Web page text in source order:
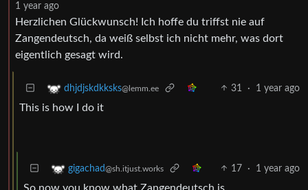
1 year ago
Herzlichen Glückwunsch! Ich hoffe du triffst nie auf
Zangendeutsch, da weiß selbst ich nicht mehr, was dort
eigentlich gesagt wird.
dhjdjskdkksks@lemm.ee 31 · 1 year ago
This is how I do it
gigachad@sh.itjust.works 17 · 1 year ago
So now you know what Zangendeutsch is